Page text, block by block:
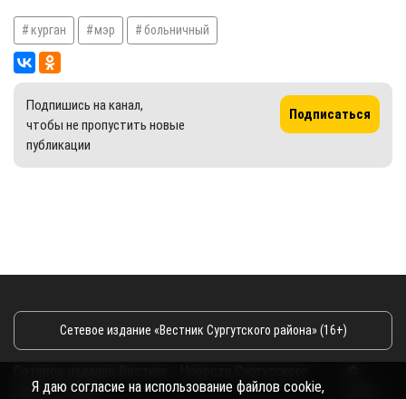
курган мэр больничный
Подпишись на канал,
чтобы не пропустить новые
публикации
Подписаться
Сетевое издание «Вестник Сургутского района» (16+)
района и Югры
Я даю согласие на использование файлов cookie,